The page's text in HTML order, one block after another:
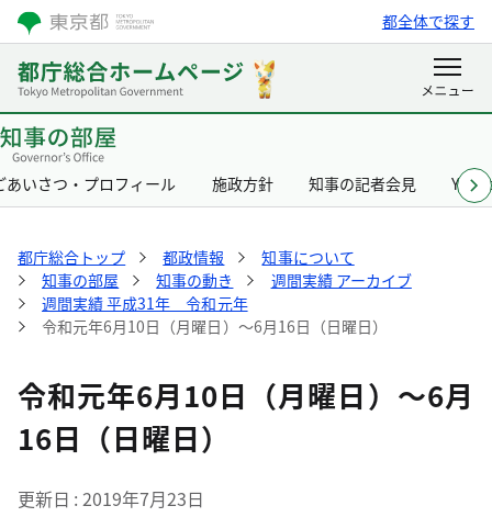
都全体で探す
あいさつ・プロフィール 施政方針 知事の記者会見
都庁総合トップ 都政情報
知事について
知事の部屋
知事の動き
週間実績 アーカイブ
週間実績 平成31年 令和元年
令和元年6月10日（月曜日）～6月16日（日曜日）
令和元年6月10日（月曜日）～6月
16日（日曜日）
更新日 2019年7月23日